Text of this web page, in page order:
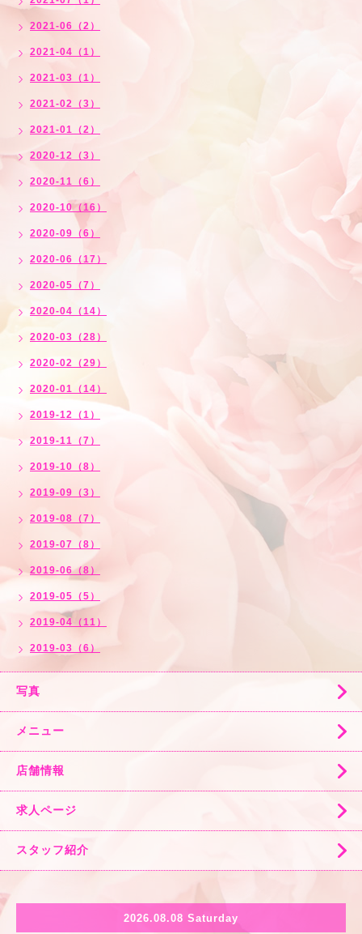
2021-06（2）
2021-04（1）
2021-03（1）
2021-02（3）
2021-01（2）
2020-12（3）
2020-11（6）
2020-10（16）
2020-09（6）
2020-06（17）
2020-05（7）
2020-04（14）
2020-03（28）
2020-02（29）
2020-01（14）
2019-12（1）
2019-11（7）
2019-10（8）
2019-09（3）
2019-08（7）
2019-07（8）
2019-06（8）
2019-05（5）
2019-04（11）
2019-03（6）
写真
メニュー
店舗情報
求人ページ
スタッフ紹介
2026.08.08 Saturday